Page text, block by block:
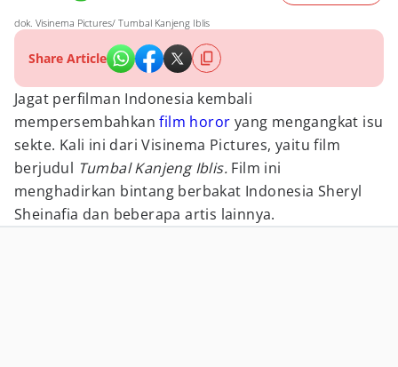
dok. Visinema Pictures/ Tumbal Kanjeng Iblis
Share Article
Jagat perfilman Indonesia kembali
mempersembahkanfilm horor yang mengangkat isu
sekte. Kali ini dari Visinema Pictures, yaitu film
berjudul Tumbal Kanjeng Iblis. Film ini
menghadirkan bintang berbakat Indonesia Sheryl
Sheinafia dan beberapa artis lainnya.